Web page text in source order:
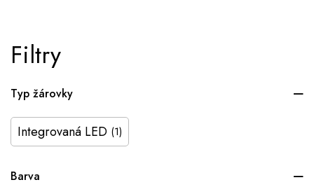
Filtry
Typ žárovky
Integrovaná LED (1)
Barva